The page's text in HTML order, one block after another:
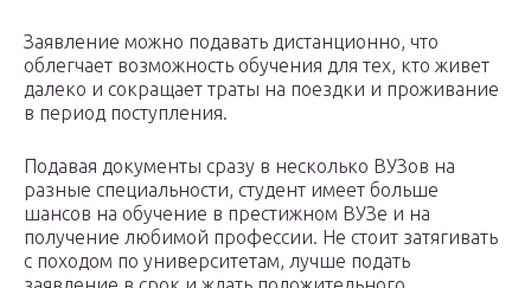
Заявление можно подавать дистанционно, что
облегчает возможность обучения для тех, кто живет
далеко и сокращает траты на поездки и проживание
в период поступления.
Подавая документы сразу в несколько ВУЗов на
разные специальности, студент имеет больше
шансов на обучение в престижном ВУЗе и на
получение любимой профессии. Не стоит затягивать
с походом по университетам, лучше подать